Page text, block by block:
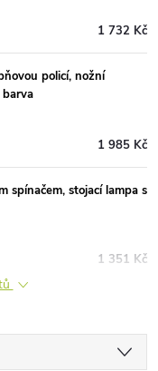
1 732 Kč
policí, nožní
1 985 Kč
spínačem, stojací lampa s
1 351 Kč